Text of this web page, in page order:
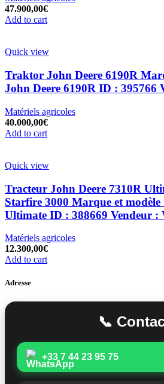
47.900,00€
Add to cart
Quick view
Traktor John Deere 6190R
John Deere 6190R ID : 395766
Matériels agricoles
40.000,00€
Add to cart
Quick view
Tracteur John Deere 7310R
Starfire 3000 Marque et modèle
Ultimate ID : 388669 Vendeur :
Matériels agricoles
12.300,00€
Add to cart
Adresse
📞
+33 7 44 23 95 75